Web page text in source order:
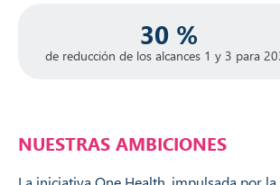
30 %
de reducción de los alcances 1 y 3 para
NUESTRAS AMBICIONES